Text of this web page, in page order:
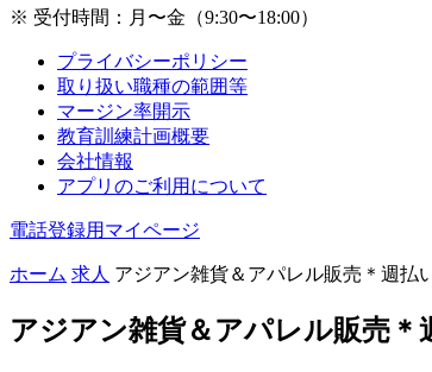
※ 受付時間：月〜金（9:30〜18:00）
プライバシーポリシー
取り扱い職種の範囲等
マージン率開示
教育訓練計画概要
会社情報
アプリのご利用について
電話登録用マイページ
ホーム 求人 アジアン雑貨＆アパレル販売＊週払
アジアン雑貨＆アパレル販売＊